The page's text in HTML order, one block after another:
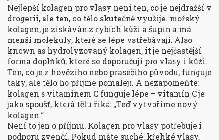
Nejlepší kolagen pro vlasy není ten, co je nejdražší v
drogerii, ale ten, co tělo skutečně využije. mořský
kolagen,je získáván z rybích kůží a šupin a má
menší molekuly, které se lépe vstřebávají. Also
known as hydrolyzovaný kolagen, itje nejčastější
forma doplňků, které se doporučují pro vlasy i kůži.
Ten, co je z hovězího nebo prasečího původu, funguje
taky, ale tělo ho přijme pomaleji. A nezapomeňte:
kolagen s vitamínem C funguje lépe – vitamín C je
jako spoušť, která tělu říká: „Teď vytvoříme nový
kolagen.“
Není to jen o příjmu. Kolagen pro vlasy potřebuje i
podporu zvenčí. Pokud máte suché, křehké vlasy,